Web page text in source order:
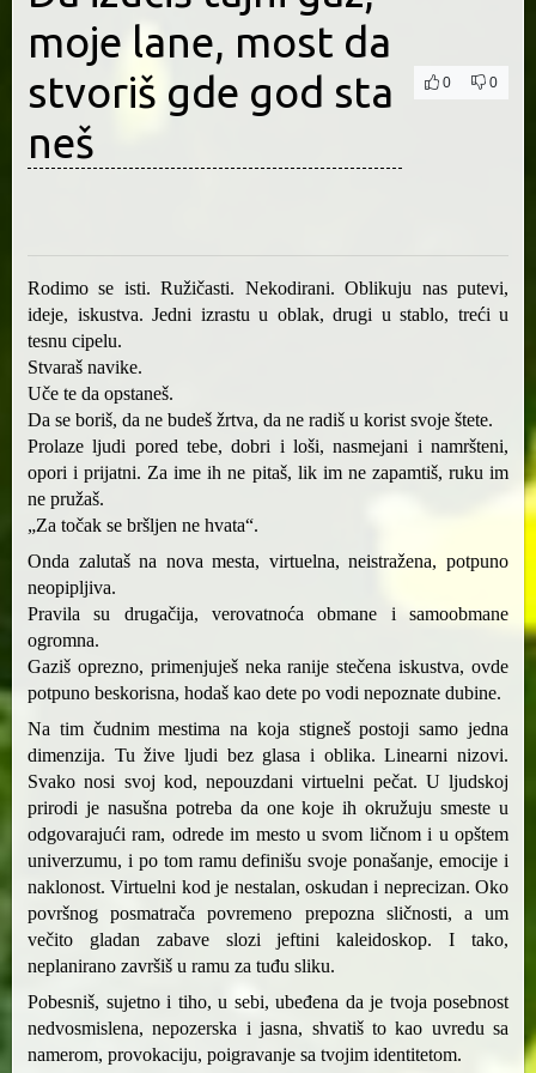
moje lane, most da
stvoriš gde god sta
neš
0 0
Rodimo se isti. Ružičasti. Nekodirani. Oblikuju nas putevi,
ideje, iskustva. Jedni izrastu u oblak, drugi u stablo, treći u
tesnu cipelu.
Stvaraš navike.
Uče te da opstaneš.
Da se boriš, da ne budeš žrtva, da ne radiš u korist svoje štete.
Prolaze ljudi pored tebe, dobri i loši, nasmejani i namršteni,
opori i prijatni. Za ime ih ne pitaš, lik im ne zapamtiš, ruku im
ne pružaš.
„Za točak se bršljen ne hvata“.
Onda zalutaš na nova mesta, virtuelna, neistražena, potpuno
neopipljiva.
Pravila su drugačija, verovatnoća obmane i samoobmane
ogromna.
Gaziš oprezno, primenjuješ neka ranije stečena iskustva, ovde
potpuno beskorisna, hodaš kao dete po vodi nepoznate dubine.
Na tim čudnim mestima na koja stigneš postoji samo jedna
dimenzija. Tu žive ljudi bez glasa i oblika. Linearni nizovi.
Svako nosi svoj kod, nepouzdani virtuelni pečat. U ljudskoj
prirodi je nasušna potreba da one koje ih okružuju smeste u
odgovarajući ram, odrede im mesto u svom ličnom i u opštem
univerzumu, i po tom ramu definišu svoje ponašanje, emocije i
naklonost. Virtuelni kod je nestalan, oskudan i neprecizan. Oko
površnog posmatrača povremeno prepozna sličnosti, a um
večito gladan zabave slozi jeftini kaleidoskop. I tako,
neplanirano završiš u ramu za tuđu sliku.
Pobesniš, sujetno i tiho, u sebi, ubeđena da je tvoja posebnost
nedvosmislena, nepozerska i jasna, shvatiš to kao uvredu sa
namerom, provokaciju, poigravanje sa tvojim identitetom.